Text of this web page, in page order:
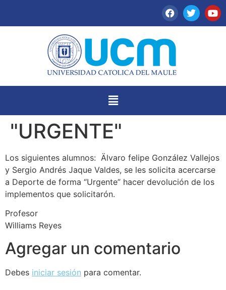
"URGENTE"
Los siguientes alumnos: Älvaro felipe González Vallejos
y Sergio Andrés Jaque Valdes, se les solicita acercarse
a Deporte de forma “Urgente” hacer devolución de los
implementos que solicitarón.
Profesor
Williams Reyes
Agregar un comentario
Debes iniciar sesión para comentar.